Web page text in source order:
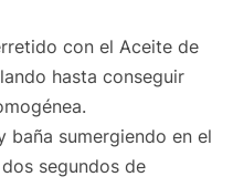
con el Aceite de
hasta conseguir
baña sumergiendo en el
segundos de